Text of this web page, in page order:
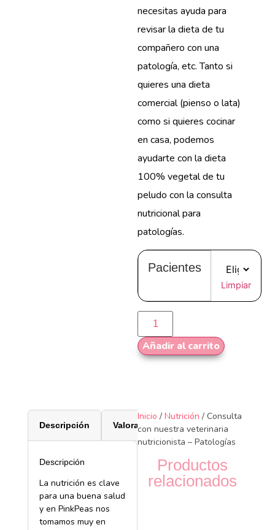
necesitas ayuda para
revisar la dieta de tu
compañero con una
patología, etc. Tanto si
quieres una dieta
comercial (pienso o lata)
como si quieres cocinar
en casa, podemos
ayudarte con la dieta
100% vegetal de tu
peludo con la consulta
nutricional para
patologías.
Pacientes
Limpiar
Añadir al carrito
Descripción Valoraciones (0)
Descripción
La nutrición es clave
para una buena salud
y en PinkPeas nos
tomamos muy en
Inicio / Nutrición / Consulta
con nuestra veterinaria
nutricionista – Patologías
Productos
relacionados